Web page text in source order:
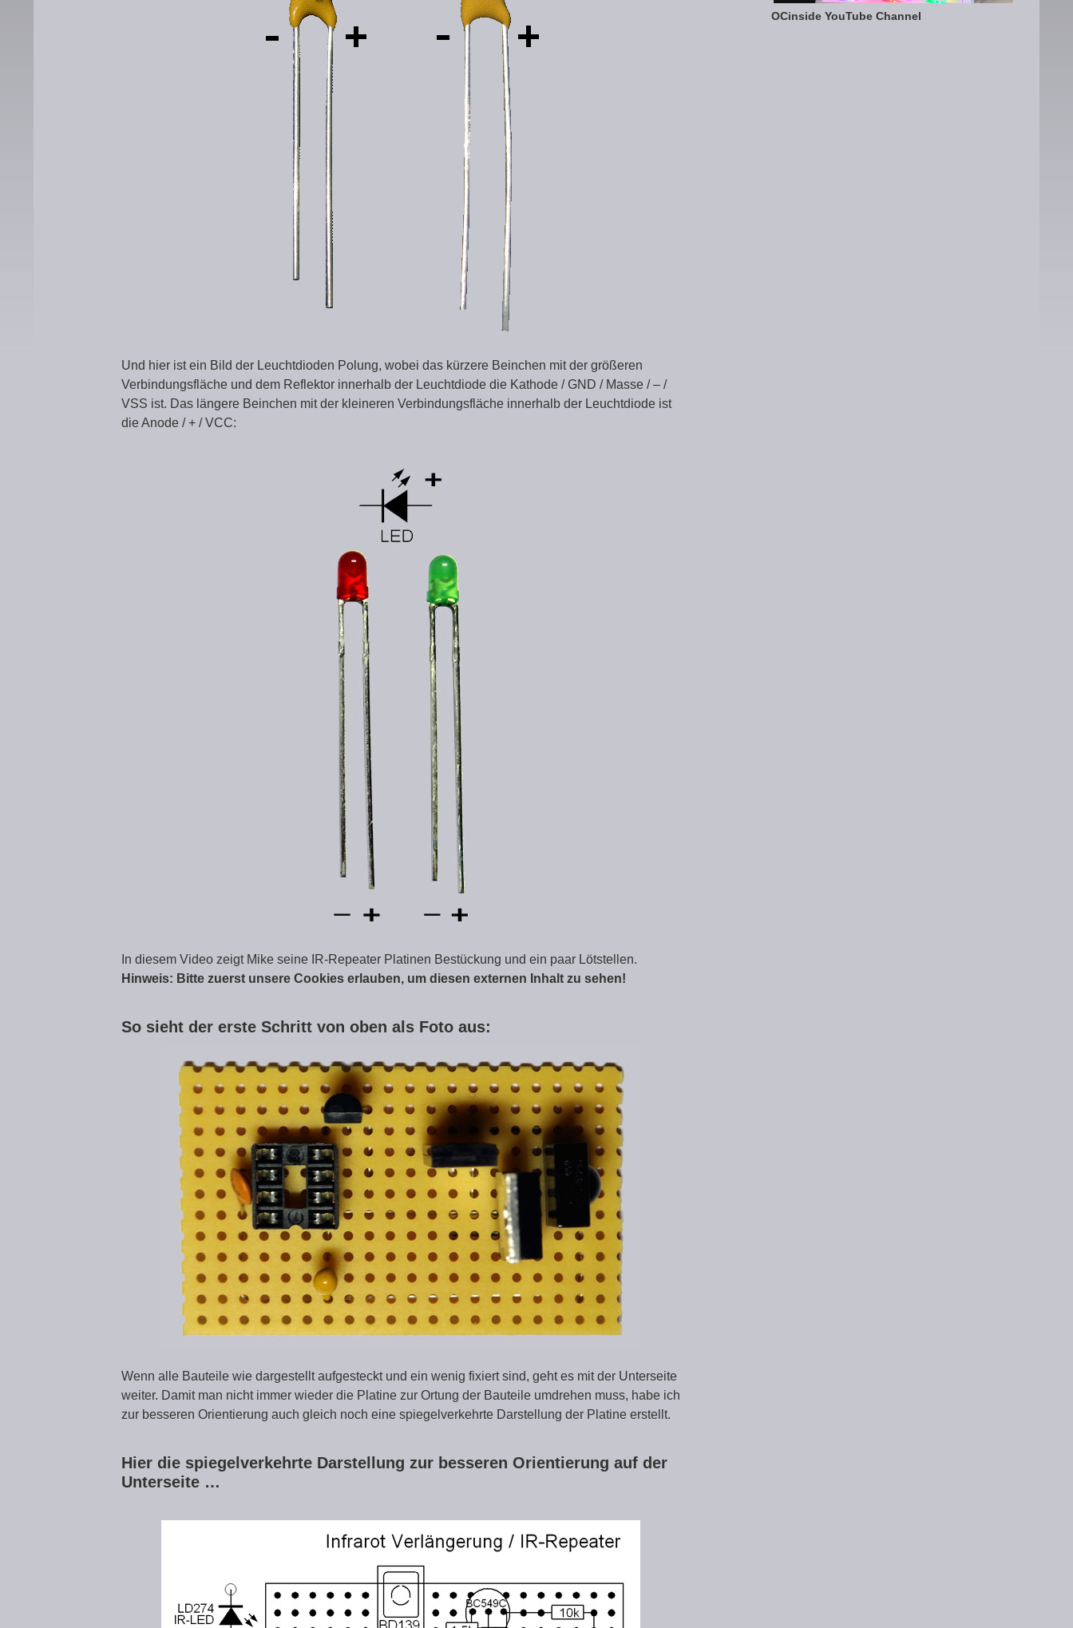
Und hier ist ein Bild der Leuchtdioden Polung, wobei das kürzere Beinchen mit der größeren
Verbindungsfläche und dem Reflektor innerhalb der Leuchtdiode die Kathode / GND / Masse / – /
VSS ist. Das längere Beinchen mit der kleineren Verbindungsfläche innerhalb der Leuchtdiode ist
die Anode / + / VCC:
In diesem Video zeigt Mike seine IR-Repeater Platinen Bestückung und ein paar Lötstellen.
Hinweis: Bitte zuerst unsere Cookies erlauben, um diesen externen Inhalt zu sehen!
So sieht der erste Schritt von oben als Foto aus:
Wenn alle Bauteile wie dargestellt aufgesteckt und ein wenig fixiert sind, geht es mit der Unterseite
weiter. Damit man nicht immer wieder die Platine zur Ortung der Bauteile umdrehen muss, habe ich
zur besseren Orientierung auch gleich noch eine spiegelverkehrte Darstellung der Platine erstellt.
Hier die spiegelverkehrte Darstellung zur besseren Orientierung auf der
Unterseite …
OCinside YouTube Channel